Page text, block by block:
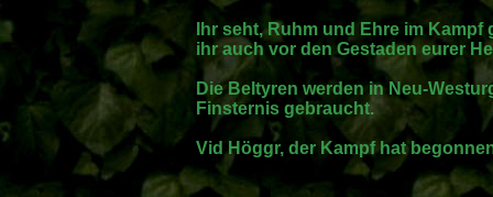
Ihr seht, Ruhm und Ehre im
ihr auch vor den Gestaden eurer
Die Beltyren werden in Neu-
Finsternis gebraucht.
Vid Höggr, der Kampf hat